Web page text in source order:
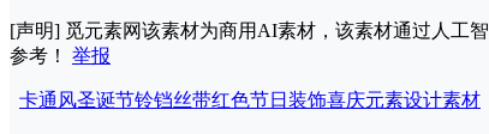
[声明] 觅元素网该素材为商用AI素材，该素材通过人工
参考！ 举报
卡通风圣诞节铃铛丝带红色节日 装饰喜庆元素设计素材